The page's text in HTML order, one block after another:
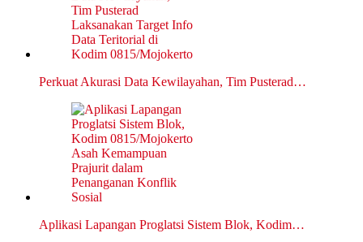
Perkuat Akurasi Data Kewilayahan, Tim Pusterad…
Aplikasi Lapangan Proglatsi Sistem Blok, Kodim…